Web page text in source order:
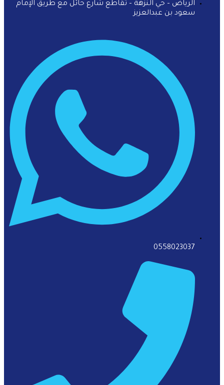
الرياض – حي النزهة – تقاطع شارع حائل مع طريق الإمام
سعود بن عبدالعزيز
0558023037